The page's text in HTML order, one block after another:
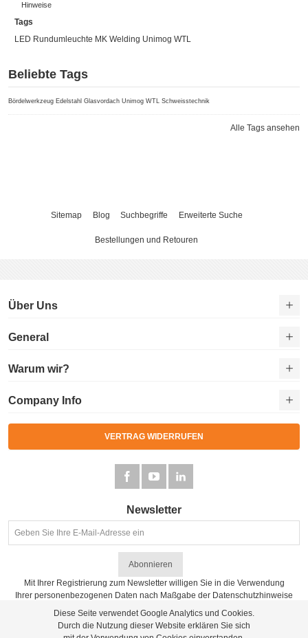
Hinweise
Tags
LED Rundumleuchte MK Welding Unimog WTL
Beliebte Tags
Bördelwerkzeug Edelstahl Glasvordach Unimog WTL Schweisstechnik
Alle Tags ansehen
Sitemap Blog Suchbegriffe Erweiterte Suche
Bestellungen und Retouren
Über Uns
General
Warum wir?
Company Info
VERTRAG WIDERRUFEN
Newsletter
Abonnieren
Mit Ihrer Registrierung zum Newsletter willigen Sie in die Verwendung
Ihrer personenbezogenen Daten nach Maßgabe der Datenschutzhinweise
Diese Seite verwendet Google Analytics und Cookies.
Durch die Nutzung dieser Website erklären Sie sich